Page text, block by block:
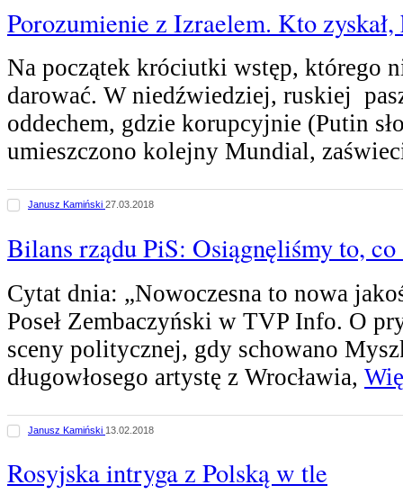
Porozumienie z Izraelem. Kto zyskał,
Na początek króciutki wstęp, którego
darować. W niedźwiedziej, ruskiej
oddechem, gdzie korupcyjnie (Putin
umieszczono kolejny Mundial,
Janusz Kamiński 27.03.2018
Bilans rządu PiS: Osiągnęliśmy to, co
Cytat dnia: „Nowoczesna to nowa
Poseł Zembaczyński w TVP Info. O
sceny politycznej, gdy schowano
długowłosego artystę z Wrocławia,
Janusz Kamiński 13.02.2018
Rosyjska intryga z Polską w tle